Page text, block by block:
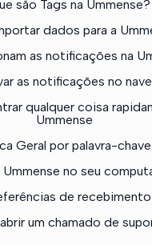
são Tags na Ummense?
dados para a
as notificações na
as notificações no
qualquer coisa
Ummense
Geral por palavra-chave
Ummense no seu
de
um chamado de